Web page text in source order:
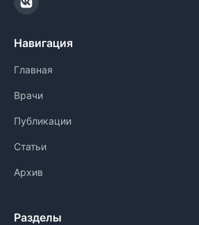
Навигация
Главная
Врачи
Публикации
Статьи
Архив
Разделы